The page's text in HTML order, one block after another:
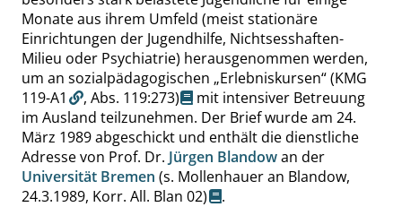
Monate aus ihrem Umfeld (meist stationäre
Einrichtungen der Jugendhilfe, Nichtsesshaften-
Milieu oder Psychiatrie) herausgenommen werden,
um an sozialpädagogischen „Erlebniskursen“(KMG
119-A1
, Abs. 119:273)
mit intensiver Betreuung
im Ausland teilzunehmen. Der Brief wurde am 24.
März 1989 abgeschickt und enthält die dienstliche
Adresse von Prof. Dr. Jürgen Blandowan der
Universität Bremen (s. Mollenhauer an Blandow,
24.3.1989, Korr. All. Blan 02)
.